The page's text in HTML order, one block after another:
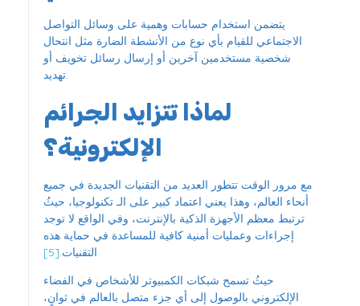
يتضمن استخدام حسابات وهمية على وسائل التواصل
الاجتماعي للقيام بأي نوع من الأنشطة الضارة مثل انتحال
شخصية مستخدمين آخرين أو إرسال رسائل تخويف أو
تهديد.
لماذا تتزايد الجرائم
الإلكترونية؟
مع مرور الوقت تتطور العديد من التقنيات الجديدة في جميع
أنحاء العالم، وهذا يعني اعتماد كبير على الـ تكنولوجيا، حيثُ
ترتبط معظم الأجهزة الذكية بالإنترنت، وفي الواقع لا توجد
إجراءات وعمليات أمنية كافية للمساعدة في حماية هذه
التقنيات.[5]
حيثُ تسمح شبكات الكمبيوتر للأشخاص في الفضاء
الإلكتروني بالوصول إلى أي جزء متصل بالعالم في ثوانٍ،